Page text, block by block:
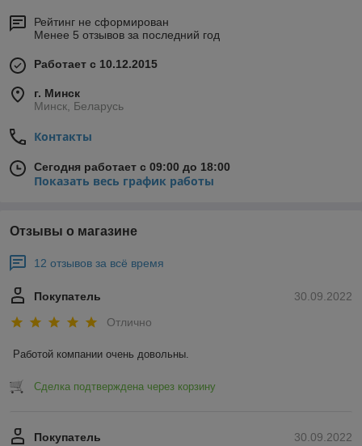
Рейтинг не сформирован
Менее 5 отзывов за последний год
Работает с 10.12.2015
г. Минск
Минск, Беларусь
Контакты
Сегодня работает с 09:00 до 18:00
Показать весь график работы
Отзывы о магазине
12 отзывов за всё время
30.09.2022
Покупатель
Отлично
Работой компании очень довольны.
Сделка подтверждена через корзину
30.09.2022
Покупатель